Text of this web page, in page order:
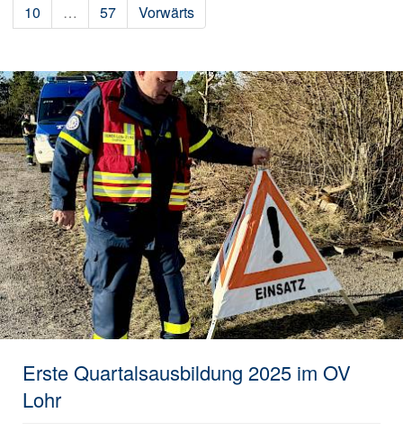
10
… 57 Vorwärts
Erste Quartalsausbildung 2025 im OV
Lohr